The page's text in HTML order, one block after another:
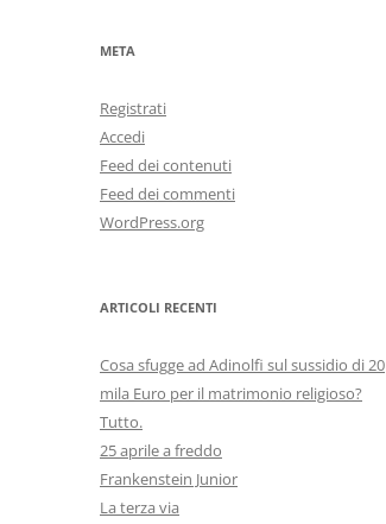
META
Registrati
Accedi
Feed dei contenuti
Feed dei commenti
WordPress.org
ARTICOLI RECENTI
Cosa sfugge ad Adinolfi sul sussidio di 20
mila Euro per il matrimonio religioso?
Tutto.
25 aprile a freddo
Frankenstein Junior
La terza via